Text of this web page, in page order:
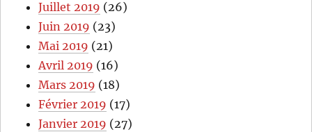
Juillet 2019 (26)
Juin 2019 (23)
Mai 2019 (21)
Avril 2019 (16)
Mars 2019 (18)
Février 2019 (17)
Janvier 2019 (27)